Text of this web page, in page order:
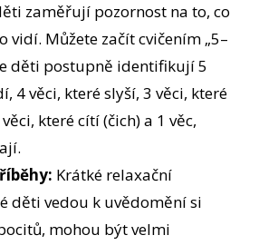
zaměřují pozornost na to, co
vidí. Můžete začít cvičením „5–
děti postupně identifikují 5
4 věci, které slyší, 3 věci, které
které cítí (čich) a 1 věc,
Krátké relaxační
děti vedou k uvědomění si
mohou být velmi